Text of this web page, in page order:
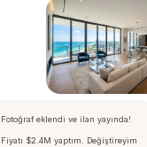
Fotoğraf eklendi ve ilan yayında!
Fiyatı $2.4M yaptım. Değiştireyim